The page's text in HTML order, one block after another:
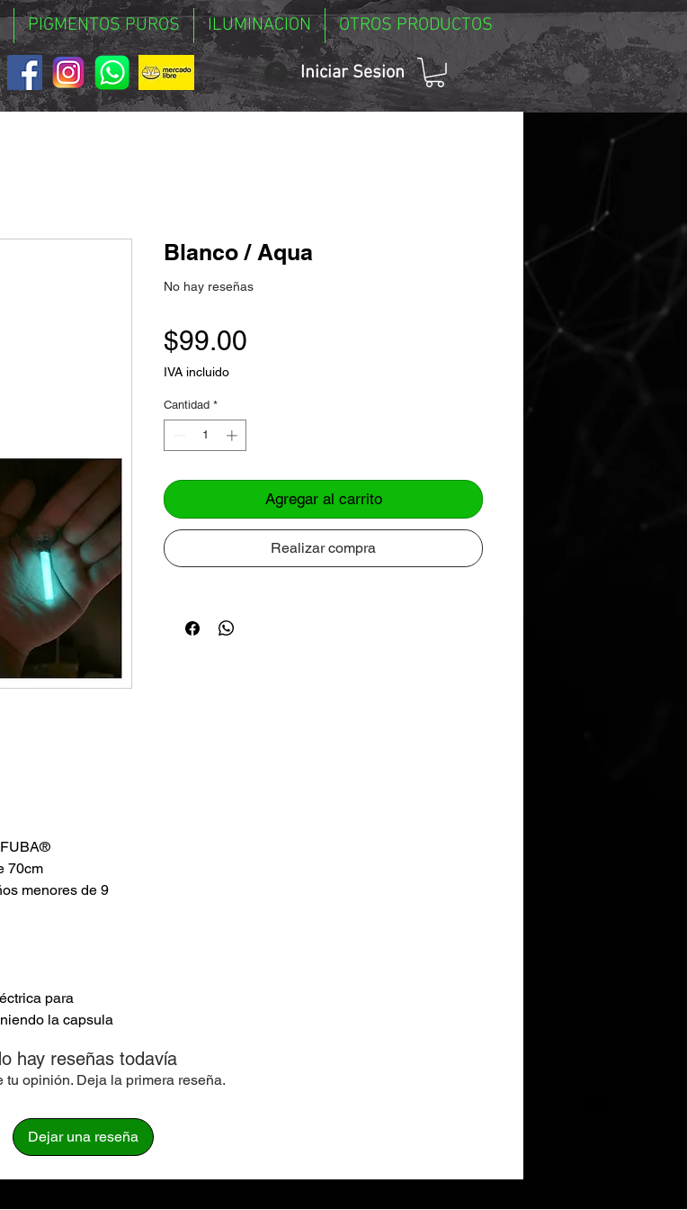
PIGMENTOS PUROS ILUMINACION OTROS PRODUCTOS
Iniciar Sesion
70cm
menores de 9
para
la capsula
de luz es
lo desees.
las imagenes
de cada collar,
Blanco / Aqua
No hay reseñas
$99.00
IVA incluido
Cantidad *
Agregar al carrito
Realizar compra
hay reseñas todavía
tu opinión. Deja la primera reseña.
Dejar una reseña